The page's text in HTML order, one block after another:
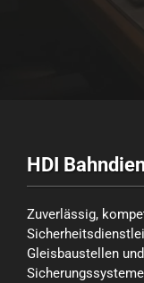
HDI
Zuverlässig,
Gleisbaustellen